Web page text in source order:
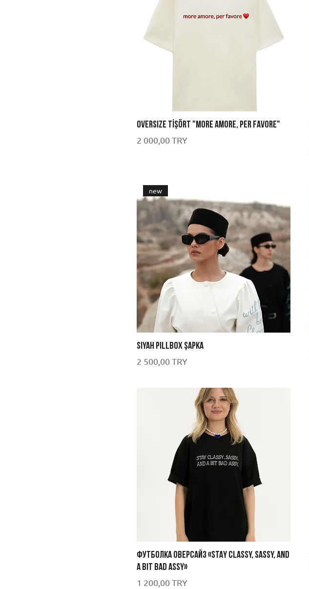
OVERSIZE TİŞÖRT "MORE AMORE, PER FAVORE"
Цена
2 000,00 TRY
new
Siyah Pillbox Şapka
Цена
2 500,00 TRY
ФУТБОЛКА ОВЕРСАЙЗ «STAY CLASSY, SASSY, AND
A BIT BAD ASSY»
Цена
1 200,00 TRY